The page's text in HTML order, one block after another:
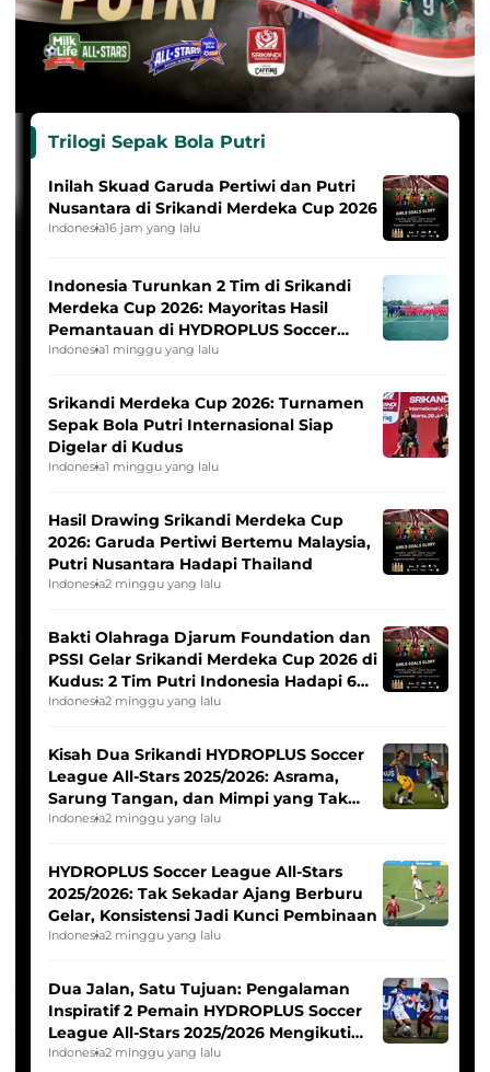
Trilogi Sepak Bola Putri
Inilah Skuad Garuda Pertiwi dan Putri
Nusantara di Srikandi Merdeka Cup 2026
Indonesia16 jam yang lalu
Indonesia Turunkan 2 Tim di Srikandi
Merdeka Cup 2026: Mayoritas Hasil
Pemantauan di HYDROPLUS Soccer
League
Indonesia1 minggu yang lalu
Srikandi Merdeka Cup 2026: Turnamen
Sepak Bola Putri Internasional Siap
Digelar di Kudus
Indonesia1 minggu yang lalu
Hasil Drawing Srikandi Merdeka Cup
2026: Garuda Pertiwi Bertemu Malaysia,
Putri Nusantara Hadapi Thailand
Indonesia2 minggu yang lalu
Bakti Olahraga Djarum Foundation dan
PSSI Gelar Srikandi Merdeka Cup 2026 di
Kudus: 2 Tim Putri Indonesia Hadapi 6
Tim Asia
Indonesia2 minggu yang lalu
Kisah Dua Srikandi HYDROPLUS Soccer
League All-Stars 2025/2026: Asrama,
Sarung Tangan, dan Mimpi yang Tak
Pernah Padam
Indonesia2 minggu yang lalu
HYDROPLUS Soccer League All-Stars
2025/2026: Tak Sekadar Ajang Berburu
Gelar, Konsistensi Jadi Kunci Pembinaan
Indonesia2 minggu yang lalu
Dua Jalan, Satu Tujuan: Pengalaman
Inspiratif 2 Pemain HYDROPLUS Soccer
League All-Stars 2025/2026 Mengikuti
Seleksi Timnas Indonesia Putri
Indonesia2 minggu yang lalu